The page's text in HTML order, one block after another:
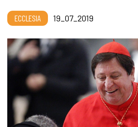
ECCLESIA 19_07_2019